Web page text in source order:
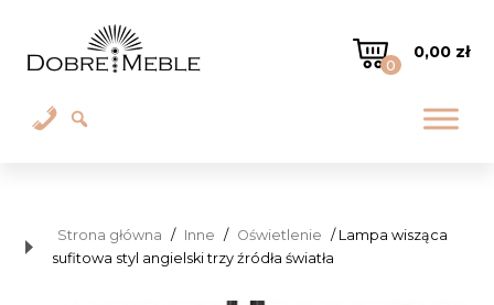
0
0,00 zł
Strona główna / Inne / Oświetlenie / Lampa wisząca
sufitowa styl angielski trzy źródła światła